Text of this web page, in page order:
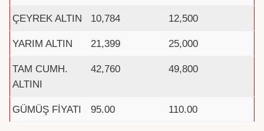
ÇEYREK ALTIN 10,784 12,500
YARIM ALTIN 21,399 25,000
TAM CUMH.
ALTINI
42,760 49,800
GÜMÜŞ FİYATI 95.00 110.00